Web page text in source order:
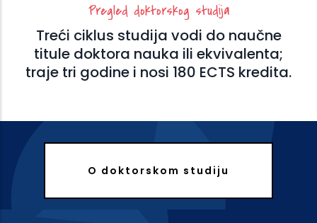
Pregled doktorskog studija
Treći ciklus studija vodi do naučne
titule doktora nauka ili ekvivalenta;
traje tri godine i nosi 180 ECTS kredita.
O doktorskom studiju